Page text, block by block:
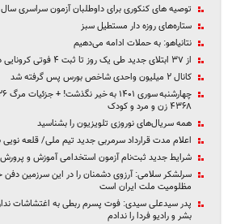
توصیه های کنکوری برای داوطلبان آزمون سراسری سال ۱۴۰۲
ستاره‌های روزه دار مستطیل سبز
نتانیاهو: به حملات ادامه می‌دهیم
از ۳۷ ابتلای جدید طی یک روز تا ثبت ۴ فوتی کرونایی در مازندران
کانال ۲ میلیون واحدی شاخص بورس پس گرفته شد
۴۳۶۸ زن و مرد و کودک
همه سریال‌های نوروزی تلویزیون را بشناسید
اعلام مدت قرارداد سرمربی جدید تیم ملی/ قلعه
شرایط جدید ثبت‌نام آزمون استخدامی آموزش و پرورش
سرلشکر سلامی: آرزوی دشمنان را در این سرزمین دفن
مظلومیت ملت ایران است
پدر سیدعلی سیدی: فوت پسرم ربطی به اغتشاشات
بشر و رادیو فردا را ندادم